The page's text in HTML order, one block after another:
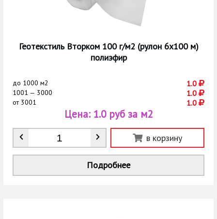
Геотекстиль Вторком 100 г/м2 (рулон 6х100 м)
полиэфир
до 1000 м2 1.0
1001 — 3000 1.0
от3001 1.0
Количество
Цена: 1.0 руб за м2
в корзину
Подробнее